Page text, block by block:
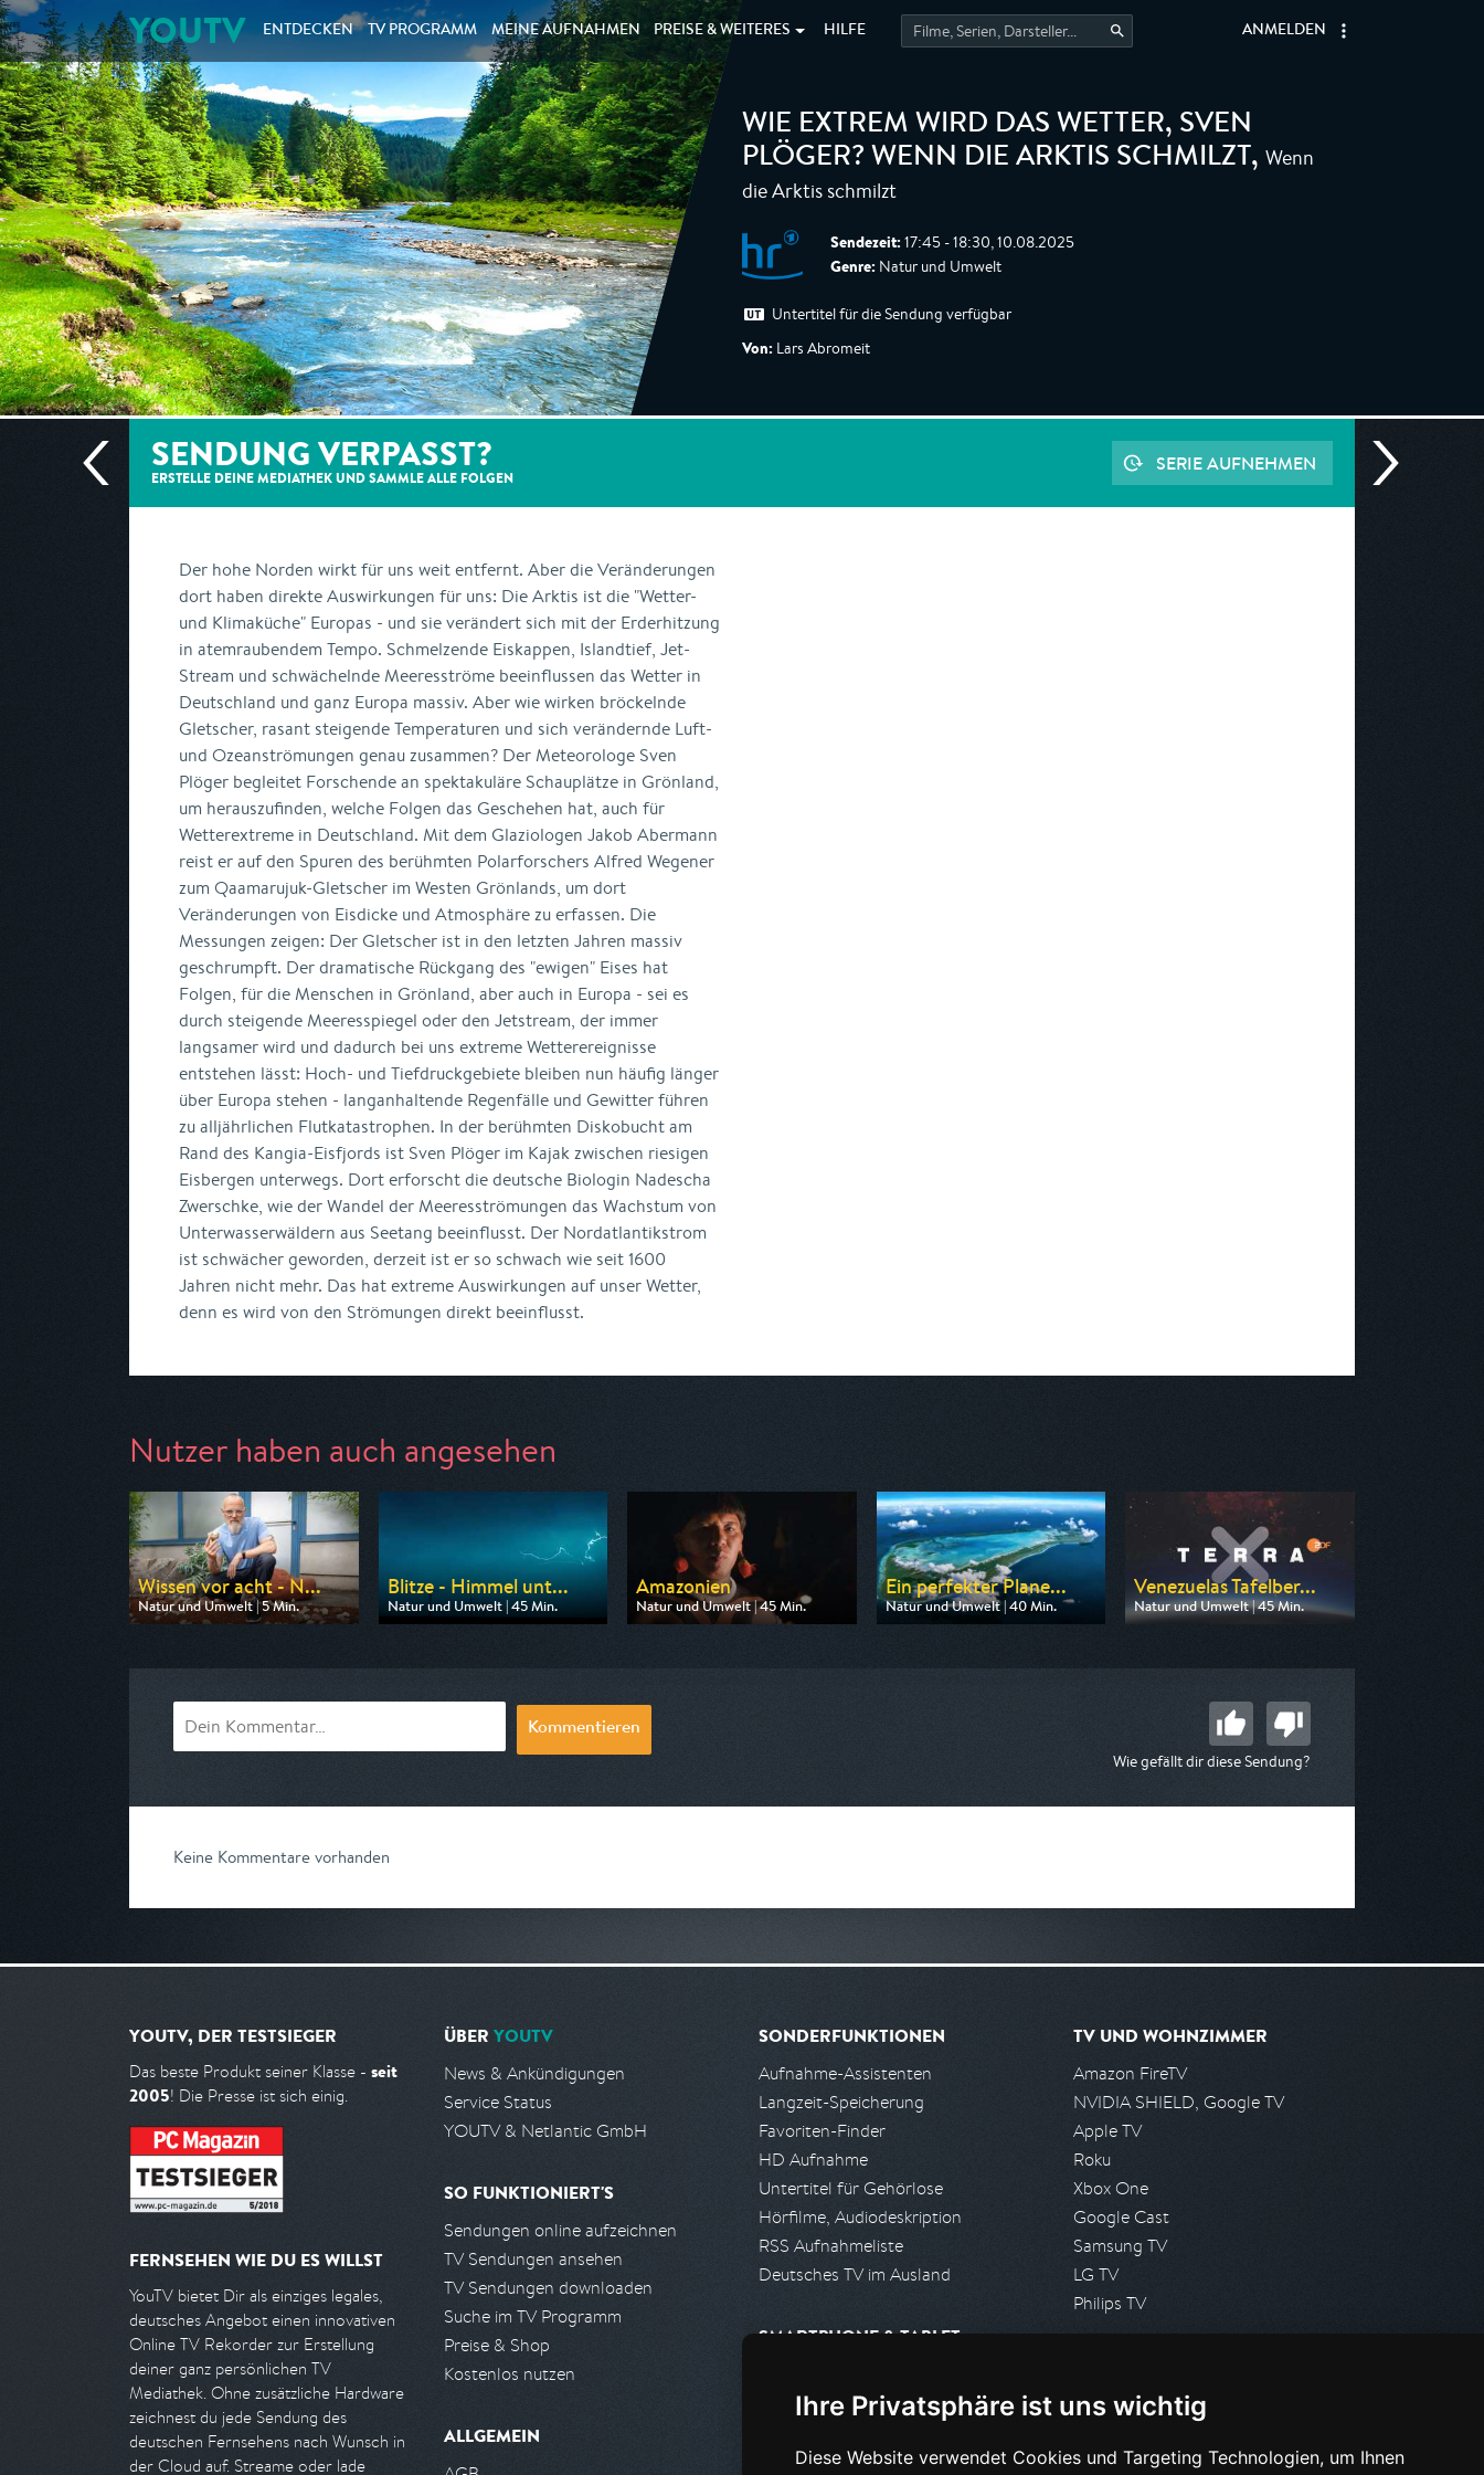
Ihre Privatsphäre ist uns wichtig
Diese Website verwendet Cookies und Targeting Technologien, um Ihnen
YOUTV ENTDECKEN TV PROGRAMM MEINEAUFNAHMEN PREISE & WEITERES HILFE ANMELDEN
WIE EXTREM WIRD DAS WETTER, SVEN
PLÖGER? WENN DIE ARKTIS SCHMILZT, Wenn
die Arktis schmilzt
Sendezeit: 17:45 - 18:30, 10.08.2025
Genre: Natur und Umwelt
Untertitel für die Sendung verfügbar
Von: Lars Abromeit
SENDUNG VERPASST?
ERSTELLE DEINE MEDIATHEK UND SAMMLE ALLE FOLGEN
SERIE AUFNEHMEN
Der hohe Norden wirkt für uns weit entfernt. Aber die Veränderungen
dort haben direkte Auswirkungen für uns: Die Arktis ist die "Wetter-
und Klimaküche" Europas - und sie verändert sich mit der Erderhitzung
in atemraubendem Tempo. Schmelzende Eiskappen, Islandtief, Jet-
Stream und schwächelnde Meeresströme beeinflussen das Wetter in
Deutschland und ganz Europa massiv. Aber wie wirken bröckelnde
Gletscher, rasant steigende Temperaturen und sich verändernde Luft-
und Ozeanströmungen genau zusammen? Der Meteorologe Sven
Plöger begleitet Forschende an spektakuläre Schauplätze in Grönland,
um herauszufinden, welche Folgen das Geschehen hat, auch für
Wetterextreme in Deutschland. Mit dem Glaziologen Jakob Abermann
reist er auf den Spuren des berühmten Polarforschers Alfred Wegener
zum Qaamarujuk-Gletscher im Westen Grönlands, um dort
Veränderungen von Eisdicke und Atmosphäre zu erfassen. Die
Messungen zeigen: Der Gletscher ist in den letzten Jahren massiv
geschrumpft. Der dramatische Rückgang des "ewigen" Eises hat
Folgen, für die Menschen in Grönland, aber auch in Europa - sei es
durch steigende Meeresspiegel oder den Jetstream, der immer
langsamer wird und dadurch bei uns extreme Wetterereignisse
entstehen lässt: Hoch- und Tiefdruckgebiete bleiben nun häufig länger
über Europa stehen - langanhaltende Regenfälle und Gewitter führen
zu alljährlichen Flutkatastrophen. In der berühmten Diskobucht am
Rand des Kangia-Eisfjords ist Sven Plöger im Kajak zwischen riesigen
Eisbergen unterwegs. Dort erforscht die deutsche Biologin Nadescha
Zwerschke, wie der Wandel der Meeresströmungen das Wachstum von
Unterwasserwäldern aus Seetang beeinflusst. Der Nordatlantikstrom
ist schwächer geworden, derzeit ist er so schwach wie seit 1600
Jahren nicht mehr. Das hat extreme Auswirkungen auf unser Wetter,
denn es wird von den Strömungen direkt beeinflusst.
Nutzer haben auch angesehen
Wissen vor acht - N...
Natur und Umwelt | 5 Min.
Ausgestrahlt von ARD
Blitze - Himmel unt...
Natur und Umwelt | 45 Min.
Ausgestrahlt von 3sat
Amazonien
Natur und Umwelt | 45 Min.
Ausgestrahlt von ZDF neo
Ein perfekter Plane...
Natur und Umwelt | 40 Min.
Ausgestrahlt von 3sat
Venezuelas Tafelber...
Natur und Umwelt | 45 Min.
Ausgestrahlt von ZDF neo
Kommentieren
Wie gefällt dir diese Sendung?
Keine Kommentare vorhanden
YOUTV, DER TESTSIEGER
Das beste Produkt seiner Klasse - seit
2005! Die Presse ist sich einig.
FERNSEHEN WIE DU ES WILLST
YouTV bietet Dir als einziges legales,
deutsches Angebot einen innovativen
Online TV Rekorder zur Erstellung
deiner ganz persönlichen TV
Mediathek. Ohne zusätzliche Hardware
zeichnest du jede Sendung des
deutschen Fernsehens nach Wunsch in
der Cloud auf. Streame oder lade
ÜBER YOUTV
News & Ankündigungen
Service Status
YOUTV & Netlantic GmbH
SO FUNKTIONIERT'S
Sendungen online aufzeichnen
TV Sendungen ansehen
TV Sendungen downloaden
Suche im TV Programm
Preise & Shop
Kostenlos nutzen
ALLGEMEIN
SONDERFUNKTIONEN
Aufnahme-Assistenten
Langzeit-Speicherung
Favoriten-Finder
HD Aufnahme
Untertitel für Gehörlose
Hörfilme, Audiodeskription
RSS Aufnahmeliste
Deutsches TV im Ausland
SMARTPHONE & TABLET
Android App
PARTNER
TV UND WOHNZIMMER
Amazon FireTV
NVIDIA SHIELD, Google TV
Apple TV
Roku
Xbox One
Google Cast
Samsung TV
LG TV
Philips TV
Presseanfrage stellen